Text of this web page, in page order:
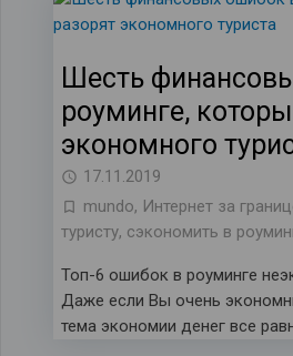
Шесть
роуминге,
экономного
17.11.2019
mundo, Интернет за
туристу, сэкономить в
Топ-6 ошибок в роуминге
Даже если Вы очень
тема экономии денег все